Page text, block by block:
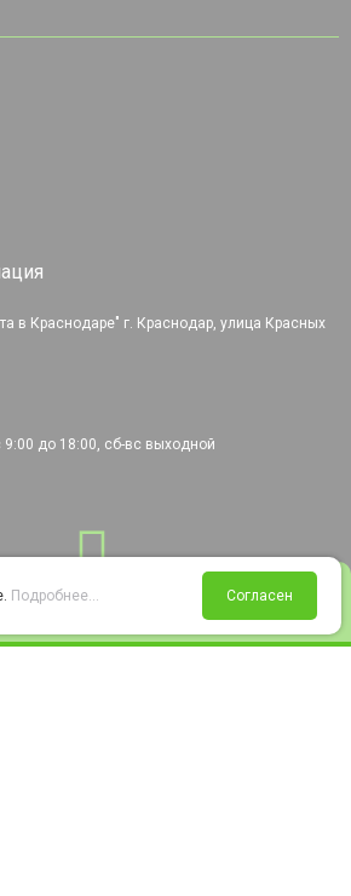
Избранное Корзина
в Краснодаре" г. Краснодар, улица Красных
9:00 до 18:00, сб-вс выходной
Подробнее... Согласен